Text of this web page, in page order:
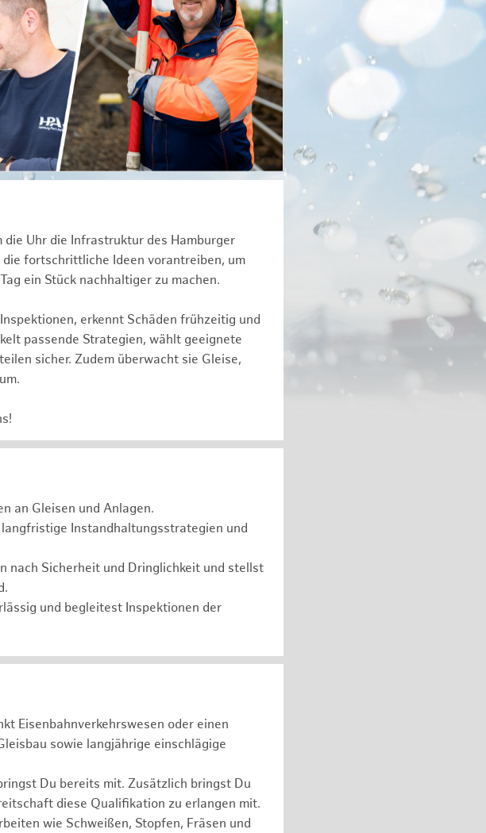
Uhr die Infrastruktur des Hamburger
fortschrittliche Ideen vorantreiben, um
ein Stück nachhaltiger zu machen.
erkennt Schäden frühzeitig und
passende Strategien, wählt geeignete
sicher. Zudem überwacht sie Gleise,
an Gleisen und Anlagen.
Instandhaltungsstrategien und
nach Sicherheit und Dringlichkeit und stellst
und begleitest Inspektionen der
Eisenbahnverkehrswesen oder einen
sowie langjährige einschlägige
Du bereits mit. Zusätzlich bringst Du
diese Qualifikation zu erlangen mit.
wie Schweißen, Stopfen, Fräsen und